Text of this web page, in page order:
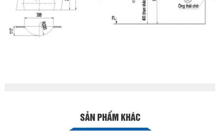
SẢN PHẨM KHÁC